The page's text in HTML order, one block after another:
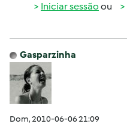
Iniciar sessão ou
Gasparzinha
Dom, 2010-06-06 21:09